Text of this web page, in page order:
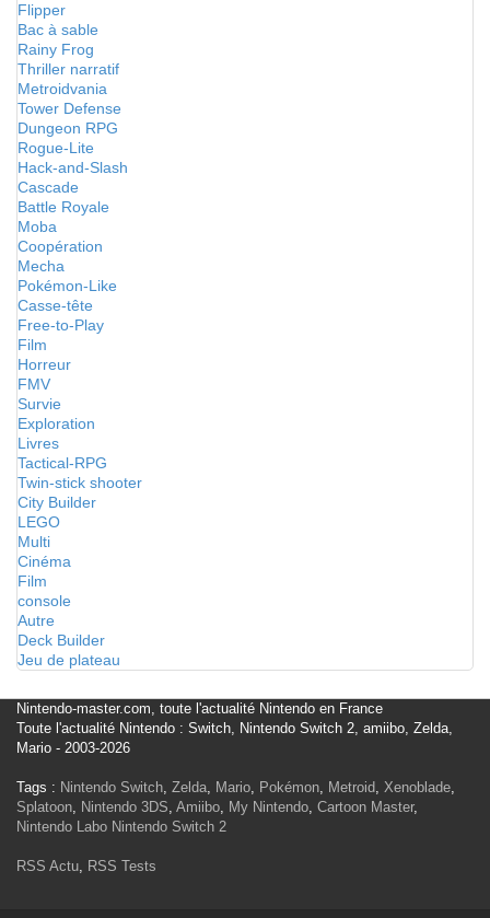
Flipper
Bac à sable
Rainy Frog
Thriller narratif
Metroidvania
Tower Defense
Dungeon RPG
Rogue-Lite
Hack-and-Slash
Cascade
Battle Royale
Moba
Coopération
Mecha
Pokémon-Like
Casse-tête
Free-to-Play
Film
Horreur
FMV
Survie
Exploration
Livres
Tactical-RPG
Twin-stick shooter
City Builder
LEGO
Multi
Cinéma
Film
console
Autre
Deck Builder
Jeu de plateau
Nintendo-master.com, toute l'actualité Nintendo en France
Toute l'actualité Nintendo : Switch, Nintendo Switch 2, amiibo, Zelda,
Mario - 2003-2026
Tags : Nintendo Switch, Zelda, Mario, Pokémon, Metroid, Xenoblade,
Splatoon, Nintendo 3DS, Amiibo, My Nintendo, Cartoon Master,
Nintendo Labo Nintendo Switch 2
RSS Actu, RSS Tests